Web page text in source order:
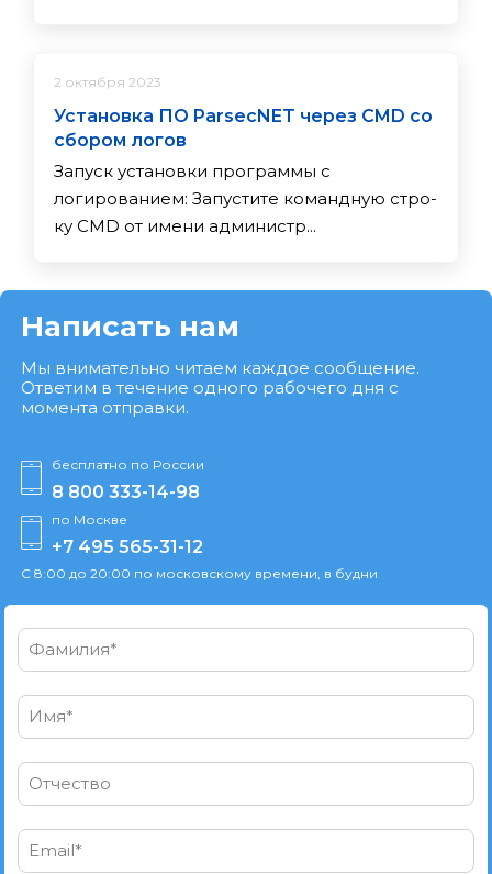
2 октября 2023
Установка ПО ParsecNET через CMD со
сбором логов
Запуск установки программы с
логированием: За­пус­ти­те ко­ман­дную стро­
ку CMD от име­ни ад­ми­нис­тр...
Написать нам
Мы внимательно читаем каждое сообщение.
Ответим в течение одного рабочего дня с
момента отправки.
бесплатно по России
8 800 333-14-98
по Москве
+7 495 565-31-12
С 8:00 до 20:00 по московскому времени, в будни
Фамилия*
Имя*
Отчество
Email*